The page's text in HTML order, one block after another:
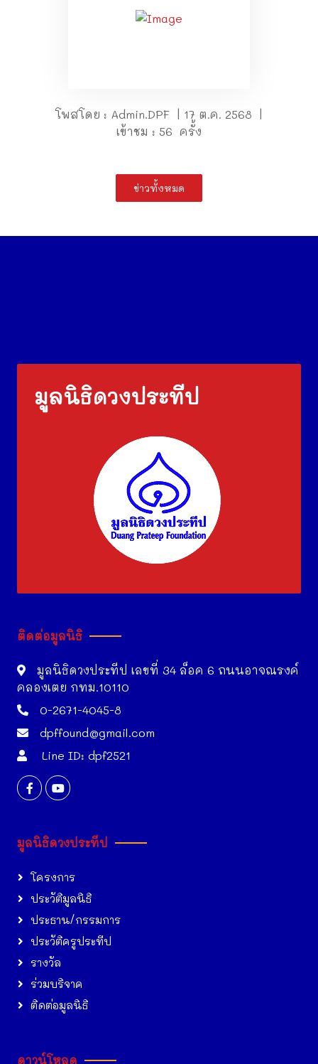
โพสโดย : Admin.DPF | 17 ต.ค. 2568 |
เข้าชม : 56 ครั้ง
ข่าวทั้งหมด
มูลนิธิดวงประทีป
ติดต่อมูลนิธิ
มูลนิธิดวงประทีป เลขที่ 34 ล็อค 6 ถนนอาจณรงค์
คลองเตย กทม.10110
0-2671-4045-8
dpffound@gmail.com
Line ID: dpf2521
มูลนิธิดวงประทีป
โครงการ
ประวัติมูลนิธิ
ประธาน/กรรมการ
ประวัติครูประทีป
รางวัล
ร่วมบริจาค
ติดต่อมูลนิธิ
ดาวน์โหลด